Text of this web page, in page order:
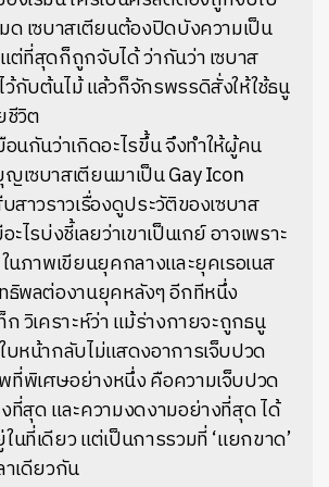
ด เซบาสเตียนต้องปิดบังความเป็น
ต่ที่สุดก็ถูกจับได้ ว่ากันว่า เซบาส
กับต้นไม้ แล้วก็จักรพรรดิสั่งให้ใช้ธนู
ชีวิต
อนกันว่าเกิดอะไรขึ้น จึงทำให้ผู้คน
เซบาสเตียนมาเป็น Gay Icon
บสาวราวเรื่องดูประวัติของเซบาส
ะไรบ่งชี้เลยว่าเขาเป็นเกย์ อาจเพราะ
นภาพเขียนยุคกลางและยุคเรอเนส
ธิพลต่องานยุคหลังๆ อีกทีหนึ่ง
วิเคราะห์ว่า แม้ร่างกายจะถูกธนู
บหน้ากลับไม่แสดงอาการเจ็บปวด
ที่พิเศษอย่างหนึ่ง คือความเจ็บปวด
ที่สุด และความงดงามอย่างที่สุด ได้
นที่เดียว แต่เป็นการรวมที่ ‘แยกขาด’
าเดียวกัน